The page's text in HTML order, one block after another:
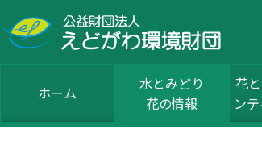
ホーム
水とみどり
花の情報
花
ン